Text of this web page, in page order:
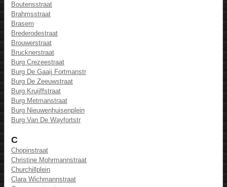
Boutensstraat
Brahmsstraat
Brasem
Brederodestraat
Brouwerstraat
Brucknerstraat
Burg Crezeestraat
Burg De Gaaij Fortmanstr
Burg De Zeeuwstraat
Burg Kruijffstraat
Burg Metmanstraat
Burg Nieuwenhuisenplein
Burg Van De Wayfortstr
C
Chopinstraat
Christine Mohrmannstraat
Churchillplein
Clara Wichmannstraat